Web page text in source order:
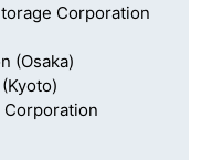
Corporation
(Osaka)